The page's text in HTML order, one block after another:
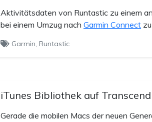
Aktivitätsdaten von Runtastic zu einem
bei einem Umzug nach Garmin Connect
Garmin, Runtastic
iTunes Bibliothek auf
Gerade die mobilen Macs der neuen